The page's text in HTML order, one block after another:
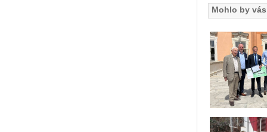
Mohlo by